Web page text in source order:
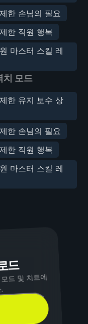
한 손님의 필요
한 직원 행복
마스터 스킬 레
치 모드
한 유지 보수 상
한 손님의 필요
한 직원 행복
마스터 스킬 레
드
드 및 치트에